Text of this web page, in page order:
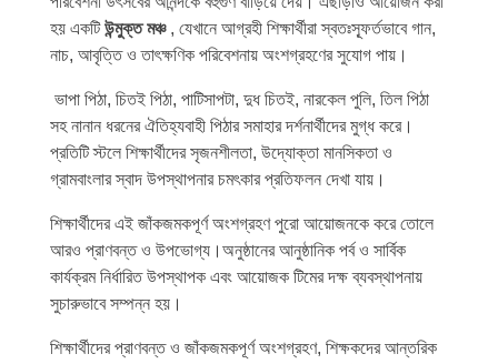
হয় একটিউন্মুক্ত মঞ্চ , যেখানে আগ্রহী শিক্ষার্থীরা স্বতঃস্ফূর্তভাবে গান,
নাচ, আবৃত্তি ও তাৎক্ষণিক পরিবেশনায় অংশগ্রহণের সুযোগ পায়।
ভাপা পিঠা, চিতই পিঠা, পাটিসাপটা, দুধ চিতই, নারকেল পুলি, তিল পিঠা
সহ নানান ধরনের ঐতিহ্যবাহী পিঠার সমাহার দর্শনার্থীদের মুগ্ধ করে।
প্রতিটি স্টলে শিক্ষার্থীদের সৃজনশীলতা, উদ্যোক্তা মানসিকতা ও
গ্রামবাংলার স্বাদ উপস্থাপনার চমৎকার প্রতিফলন দেখা যায়।
শিক্ষার্থীদের এই জাঁকজমকপূর্ণ অংশগ্রহণ পুরো আয়োজনকে করে তোলে
আরও প্রাণবন্ত ও উপভোগ্য।অনুষ্ঠানের আনুষ্ঠানিক পর্ব ও সার্বিক
কার্যক্রম নির্ধারিত উপস্থাপক এবং আয়োজক টিমের দক্ষ ব্যবস্থাপনায়
সুচারুভাবে সম্পন্ন হয়।
শিক্ষার্থীদের প্রাণবন্ত ও জাঁকজমকপূর্ণ অংশগ্রহণ, শিক্ষকদের আন্তরিক